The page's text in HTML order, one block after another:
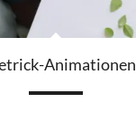
Animationen